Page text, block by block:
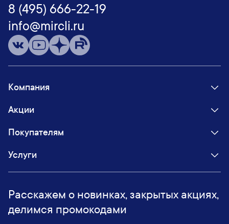
8 (495) 666-22-19
info@mircli.ru
Компания
Акции
Покупателям
Услуги
Расскажем о новинках, закрытых акциях,
делимся промокодами